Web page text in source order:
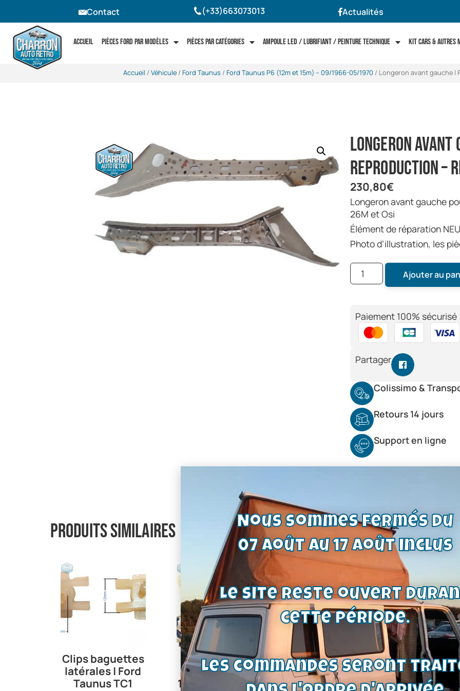
Contact (+33)663073013 Actualités
Accueil Pièces Ford par modèles Pièces par catégories Ampoule LED / Lubrifiant / Peinture technique Kit cars & autres
Accueil / Véhicule / Ford Taunus / Ford Taunus P6 (12m et 15m) -- 09/1966-05/1970 / Longeron avant gauche |
Longeron avant
Reproduction –
230,80€
Longeron avant gauche pour Ford Taunus P5, P7, 17M, 20M,
26M et Osi
Élément de réparation
Photo d’illustration, les
Ajouter au
Paiement 100% sécurisé
Partager
Colissimo &
Retours 14 jours
Support en ligne
Produits similaires
Clips baguettes
latérales | Ford
Taunus TC1
Durite
chauffage
15mm intérieur |
seuil de porte ,
refabrication,
Nous sommes fermés du
07 août au 17 août inclus
Le site reste ouvert
cette période.
Les commandes seront